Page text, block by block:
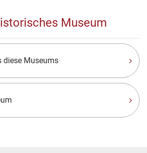
Museum
diese Museums